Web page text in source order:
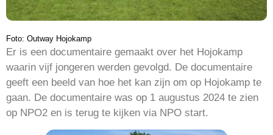
Foto: Outway Hojokamp
Er is een documentaire gemaakt over het Hojokamp
waarin vijf jongeren werden gevolgd. De documentaire
geeft een beeld van hoe het kan zijn om op Hojokamp te
gaan. De documentaire was op 1 augustus 2024 te zien
op NPO2 en is terug te kijken via NPO start.